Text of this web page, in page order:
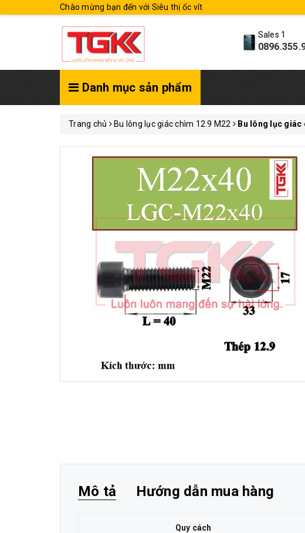
Chào mừng bạn đến với Siêu thị ốc vít
Sales 1
Danh mục sản phẩm
Trang chủ Bu lông lục giác chìm 12.9 M22 Bu lông lục
Mô tả Hướng dẫn mua hàng
Quy cách